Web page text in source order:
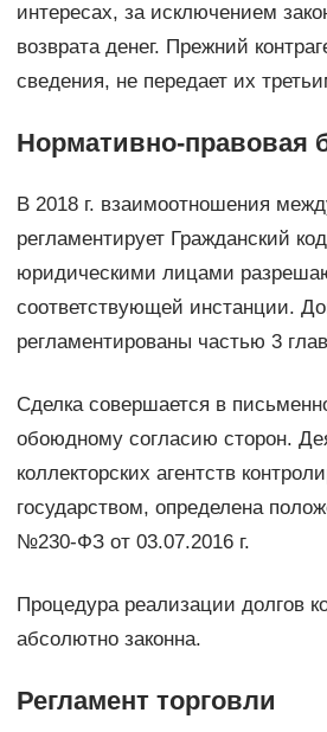
интересах, за исключением
возврата денег. Прежний
сведения, не передает их
Нормативно-правовая
В 2018 г. взаимоотношения
регламентирует Гражданский
юридическими лицами
соответствующей инстанции.
регламентированы частью 3
Сделка совершается в
обоюдному согласию сторон.
коллекторских агентств
государством, определена
№230-ФЗ от 03.07.2016 г.
Процедура реализации долгов
абсолютно законна.
Регламент торговли